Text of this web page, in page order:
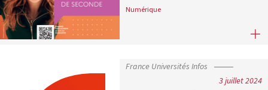
Numérique
Coup d’envoi d’une nouvelle
France Universités Infos
3 juillet 2024